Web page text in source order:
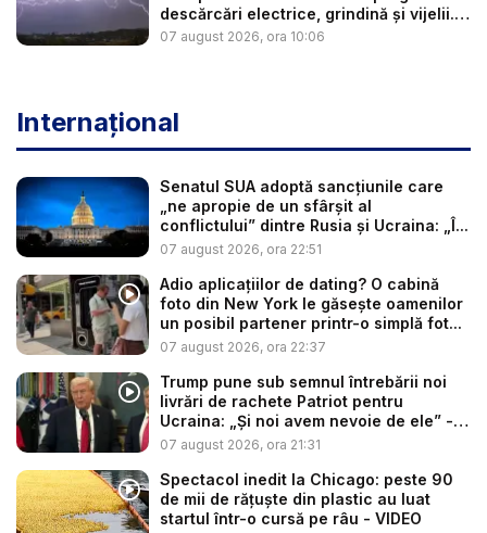
descărcări electrice, grindină și vijelii.
...
07 august 2026, ora 10:06
Internațional
Senatul SUA adoptă sancțiunile care
„ne apropie de un sfârșit al
conflictului” dintre Rusia și Ucraina: „Î...
07 august 2026, ora 22:51
Adio aplicațiilor de dating? O cabină
foto din New York le găsește oamenilor
un posibil partener printr-o simplă fot...
07 august 2026, ora 22:37
Trump pune sub semnul întrebării noi
livrări de rachete Patriot pentru
Ucraina: „Și noi avem nevoie de ele” -
V...
07 august 2026, ora 21:31
Spectacol inedit la Chicago: peste 90
de mii de rățuște din plastic au luat
startul într-o cursă pe râu - VIDEO